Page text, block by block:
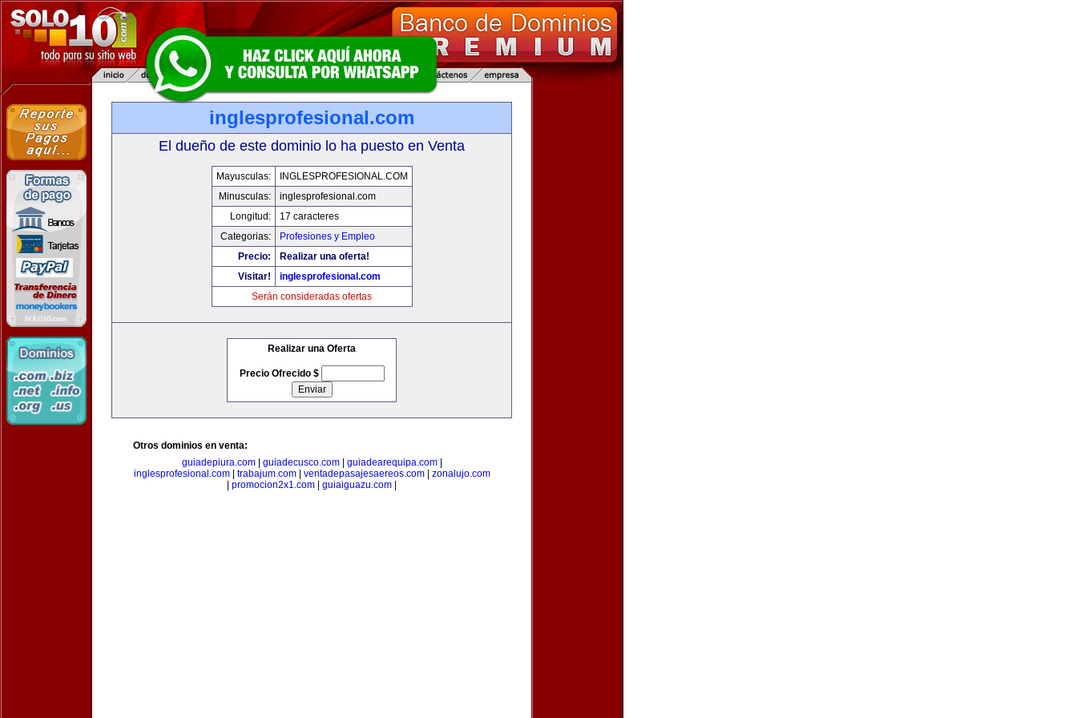
inglesprofesional.com
El dueño de este dominio lo ha puesto en Venta
Mayusculas:
INGLESPROFESIONAL.COM
Minusculas:
inglesprofesional.com
Longitud:
17 caracteres
Categorias:
Profesiones y Empleo
Precio:
Realizar una oferta!
Visitar!
inglesprofesional.com
Serán consideradas ofertas
Realizar una Oferta
Precio Ofrecido $
Otros dominios en venta:
guiadepiura.com| guiadecusco.com| guiadearequipa.com|
inglesprofesional.com| trabajum.com| ventadepasajesaereos.com| zonalujo.com
promocion2x1.com guiaiguazu.com